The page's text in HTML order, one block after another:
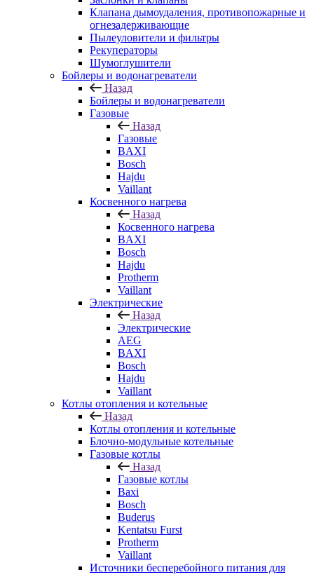
Клапана дымоудаления, противопожарные и
огнезадерживающие
Пылеуловители и фильтры
Рекуператоры
Шумоглушители
Бойлеры и водонагреватели
Назад
Бойлеры и водонагреватели
Газовые
Назад
Газовые
BAXI
Bosch
Hajdu
Vaillant
Косвенного нагрева
Назад
Косвенного нагрева
BAXI
Bosch
Hajdu
Protherm
Vaillant
Электрические
Назад
Электрические
AEG
BAXI
Bosch
Hajdu
Vaillant
Котлы отопления и котельные
Назад
Котлы отопления и котельные
Блочно-модульные котельные
Газовые котлы
Назад
Газовые котлы
Baxi
Bosch
Buderus
Kentatsu Furst
Protherm
Vaillant
Источники бесперебойного питания для